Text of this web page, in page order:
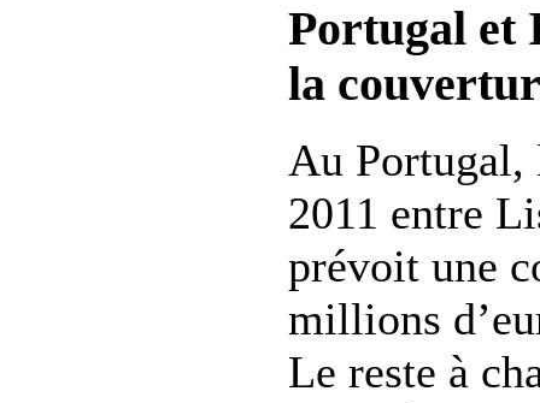
Portugal et
la
Au Portugal,
2011 entre
prévoit une
millions
Le reste à